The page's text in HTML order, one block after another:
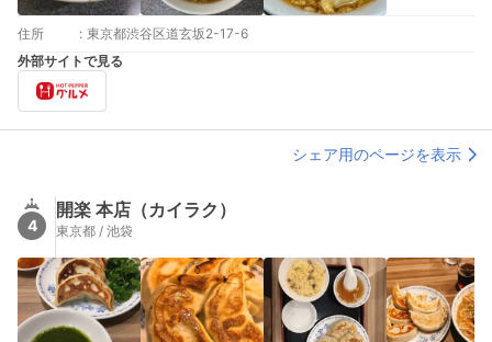
住所 : 東京都渋谷区道玄坂2-17-6
外部サイトで見る
シェア用のページを表示
4
開楽 本店（カイラク）
東京都 / 池袋